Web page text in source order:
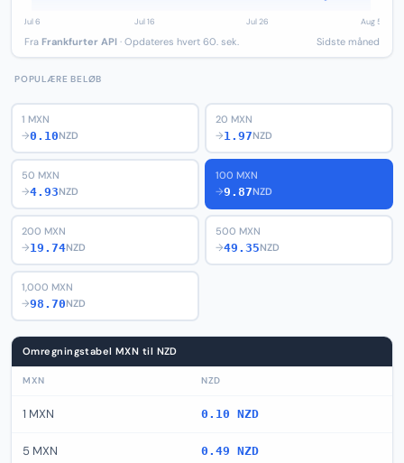
Fra Frankfurter API · Opdateres hvert 60. sek. Sidste måned
POPULÆRE BELØB
1 MXN
→0.10NZD
20 MXN
→1.97NZD
50 MXN
→4.93NZD
100 MXN
→9.87NZD
200 MXN
→19.74NZD
500 MXN
→49.35NZD
1,000 MXN
→98.70NZD
Omregningstabel MXN til NZD
MXN NZD
1 MXN 0.10 NZD
5 MXN 0.49 NZD